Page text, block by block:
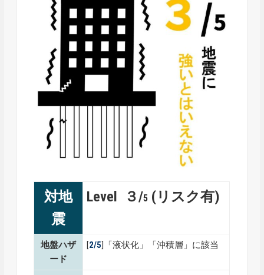
対地
震
Level ３/5 (リスク有)
地盤ハザ
ード
[2/5]「液状化」「沖積層」に該当